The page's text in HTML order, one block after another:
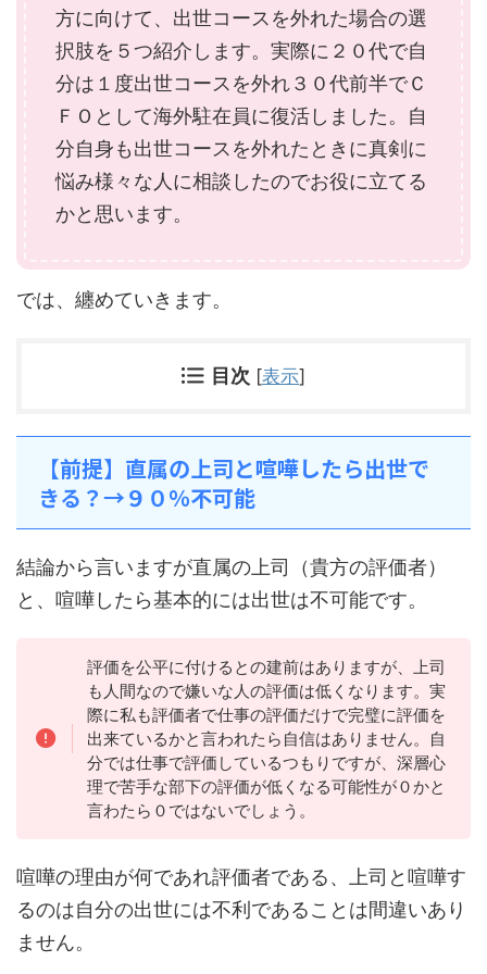
方に向けて、出世コースを外れた場合の選
択肢を５つ紹介します。実際に２０代で自
分は１度出世コースを外れ３０代前半でＣ
ＦＯとして海外駐在員に復活しました。自
分自身も出世コースを外れたときに真剣に
悩み様々な人に相談したのでお役に立てる
かと思います。
では、纏めていきます。
目次 [表示]
【前提】直属の上司と喧嘩したら出世で
きる？→９０％不可能
結論から言いますが直属の上司（貴方の評価者）
と、喧嘩したら基本的には出世は不可能です。
評価を公平に付けるとの建前はありますが、上司
も人間なので嫌いな人の評価は低くなります。実
際に私も評価者で仕事の評価だけで完璧に評価を
出来ているかと言われたら自信はありません。自
分では仕事で評価しているつもりですが、深層心
理で苦手な部下の評価が低くなる可能性が０かと
言わたら０ではないでしょう。
喧嘩の理由が何であれ評価者である、上司と喧嘩す
るのは自分の出世には不利であることは間違いあり
ません。